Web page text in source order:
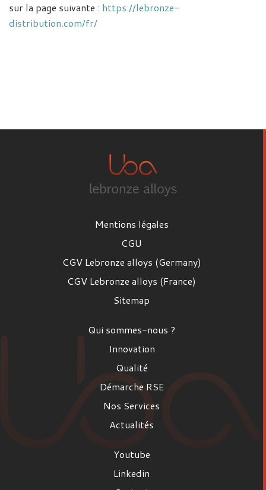
sur la page suivante : https://lebronze-
distribution.com/fr/
Mentions légales
CGU
CGV Lebronze alloys (Germany)
CGV Lebronze alloys (France)
Sitemap
Qui sommes-nous ?
Innovation
Qualité
Démarche RSE
Nos Services
Actualités
Youtube
Linkedin